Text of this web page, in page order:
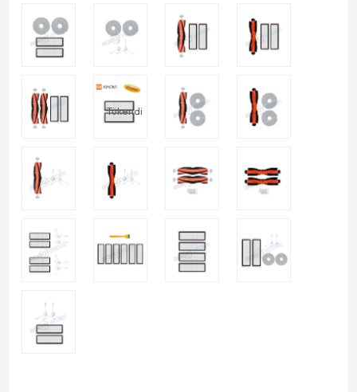
Tükendi